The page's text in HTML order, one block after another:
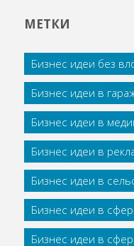
МЕТКИ
Бизнес идеи без
Бизнес идеи в
Бизнес идеи в
Бизнес идеи в
Бизнес идеи в
Бизнес идеи в
Бизнес идеи в